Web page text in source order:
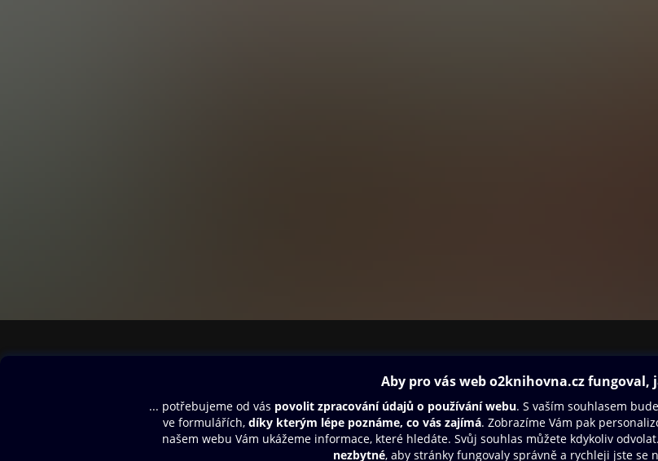
Aplikace a hry
SMS/MMS Info
Blog
Dárkový poukaz
Nápověda
Oneplay Originály
Sport